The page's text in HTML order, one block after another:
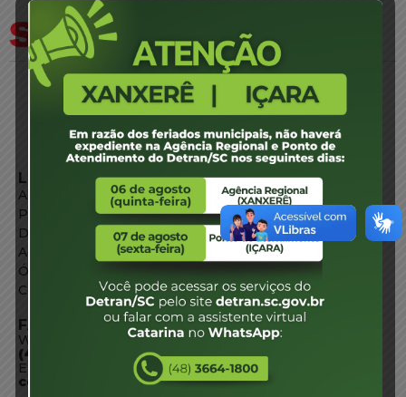
LINKS EXTERNOS
Agência de Notícias
Portal de Serviços
Diário Oficial
Acesso à Informação
Órgãos do Governo
Conheça SC
FALE CONOSCO
WhatsApp:
(48) 3664-1800
E-mail:
centraldeinformacoes@detran.sc.gov.br